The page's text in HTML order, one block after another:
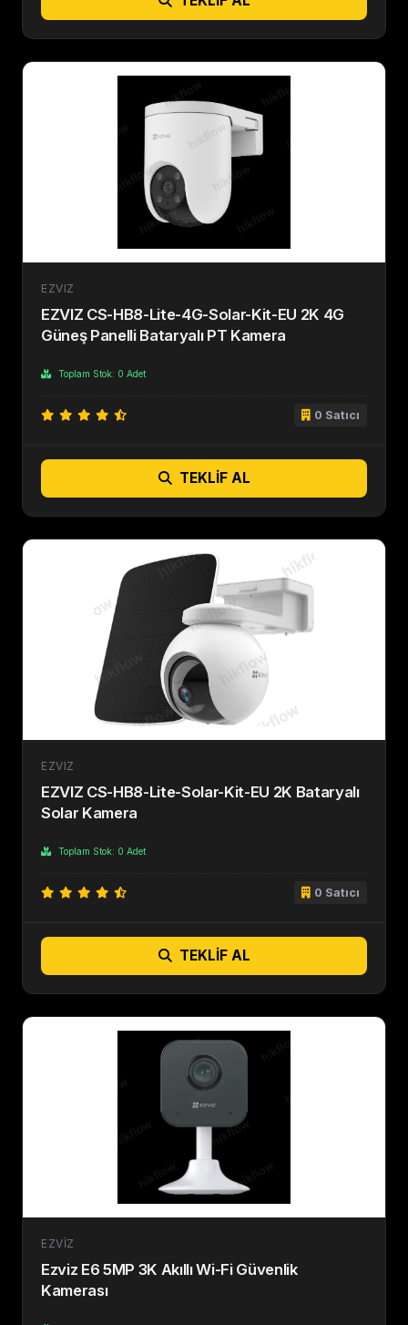
EZVIZ
EZVIZ CS-HB8-Lite-4G-Solar-Kit-EU 2K 4G
Güneş Panelli Bataryalı PT Kamera
Toplam Stok: 0 Adet
0 Satıcı
TEKLIF AL
EZVIZ
EZVIZ CS-HB8-Lite-Solar-Kit-EU 2K Bataryalı
Solar Kamera
Toplam Stok: 0 Adet
0 Satıcı
TEKLIF AL
EZVIZ
Ezviz E6 5MP 3K Akıllı Wi-Fi Güvenlik
Kamerası